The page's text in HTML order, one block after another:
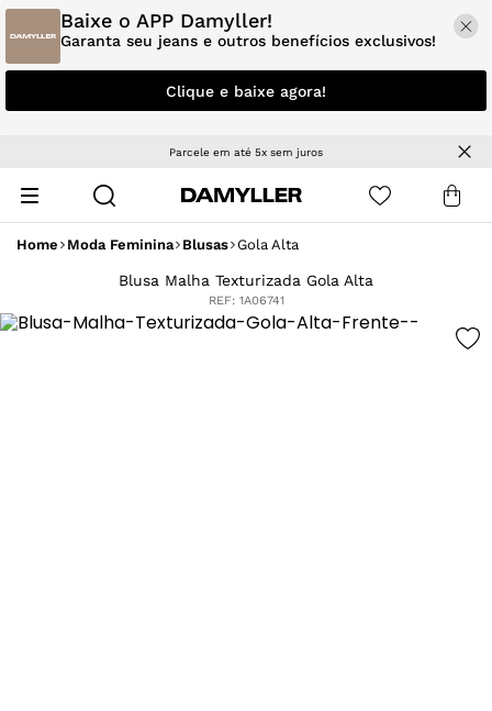
Baixe o APP Damyller!
Garanta seu jeans e outros benefícios exclusivos!
Clique e baixe agora!
Parcele em até 5x sem juros
Home Moda Feminina Blusas Gola Alta
Blusa Malha Texturizada Gola Alta
REF: 1A06741